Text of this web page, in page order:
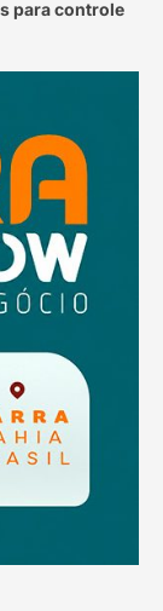
para controle